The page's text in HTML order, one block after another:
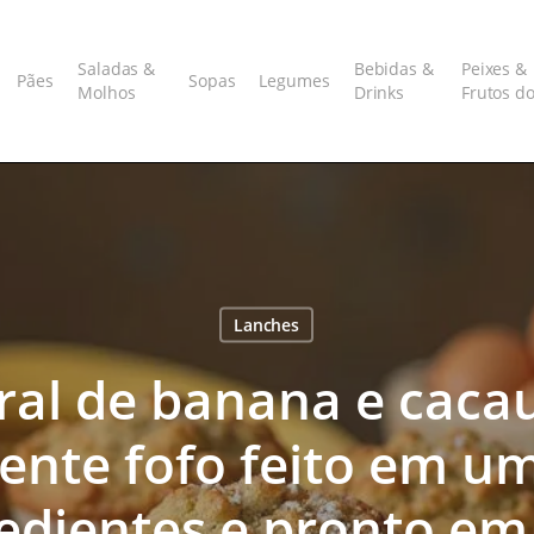
Pães
Saladas &
Molhos
Sopas Legumes
Bebidas &
Drinks
Peixes &
Frutos
Lanches
de banana e
fofo feito em